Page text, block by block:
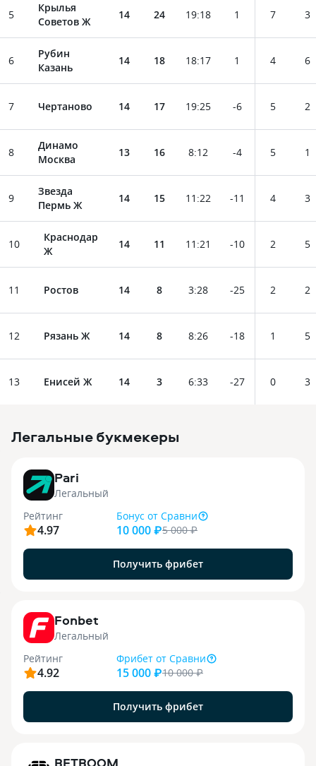
5
Крылья
Советов Ж
14 24 19:18 1 7 3
6
Рубин
Казань
14 18 18:17 1 4 6
7 Чертаново 14 17 19:25 -6 5 2
8
Динамо
Москва
13 16 8:12 -4 5 1
9
Звезда
Пермь Ж
14 15 11 :22 -11 4 3
10
Краснодар
Ж
14 11 11 :21 -10 2 5
11 Ростов 14 8 3:28 -25 2 2
12 Рязань Ж 14 8 8:26 -18 1 5
13 Енисей Ж 14 3 6:33 -27 0 3
Легальные букмекеры
Pari
Легальный
Рейтинг
4.97
Бонус от Сравни
10 000 ₽5 000₽
Получить фрибет
Fonbet
Легальный
Рейтинг
4.92
Фрибет от Сравни
15 000 ₽10 000₽
Получить фрибет